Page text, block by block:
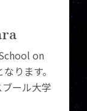
on
ります。
ール大学